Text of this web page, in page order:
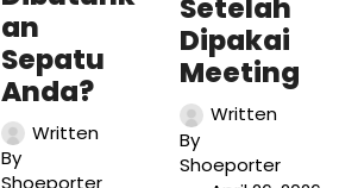
an
Sepatu
Anda?
Written
By
Shoeporter
Setelah
Dipakai
Meeting
Written
By
Shoeporter